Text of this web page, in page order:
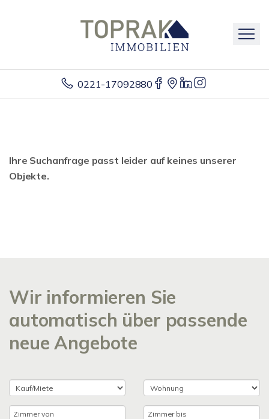
0221-17092880
Ihre Suchanfrage passt leider auf keines unserer
Objekte.
Wir informieren Sie
automatisch über passende
neue Angebote